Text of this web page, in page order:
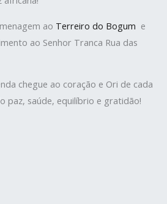
ao Terreiro do Bogum e
ao Senhor Tranca Rua das
chegue ao coração e Ori de cada
paz, saúde, equilíbrio e gratidão!